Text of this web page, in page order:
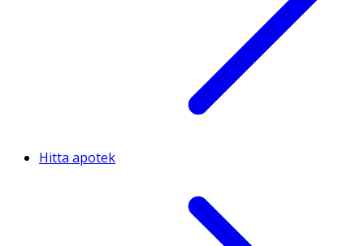
Hitta apotek